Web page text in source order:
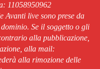
11058950962
Avanti live sono prese da
Se il soggetto o gli
alla pubblicazione,
alla mail:
alla rimozione delle